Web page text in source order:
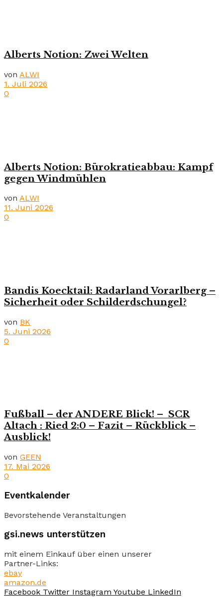
Alberts Notion: Zwei Welten
von ALWI
1. Juli 2026
0
Alberts Notion: Bürokratieabbau: Kampf
gegen Windmühlen
von ALWI
11. Juni 2026
0
Bandis Koecktail: Radarland Vorarlberg –
Sicherheit oder Schilderdschungel?
von BK
5. Juni 2026
0
Fußball – der ANDERE Blick! – SCR
Altach : Ried 2:0 – Fazit – Rückblick –
Ausblick!
von GEEN
17. Mai 2026
0
Eventkalender
Bevorstehende Veranstaltungen
gsi.news unterstützen
mit einem Einkauf über einen unserer
Partner-Links:
ebay
amazon.de
Facebook Twitter Instagram Youtube LinkedIn